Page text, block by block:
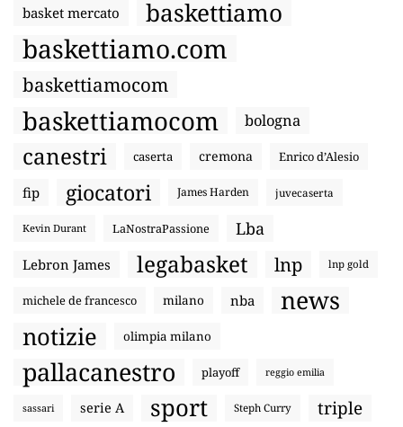
basket mercato baskettiamo
baskettiamo.com
baskettiamocom
baskettiamocom bologna
canestri caserta cremona Enrico d’Alesio
fip giocatori James Harden juvecaserta
Kevin Durant LaNostraPassione Lba
Lebron James legabasket lnp lnp gold
michele de francesco milano nba news
notizie olimpia milano
pallacanestro playoff reggio emilia
sassari serie A sport Steph Curry triple